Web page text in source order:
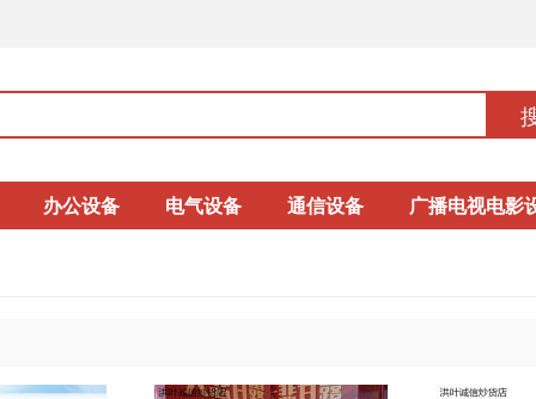
办公设备 电气设备 通信设备 广播电视电影